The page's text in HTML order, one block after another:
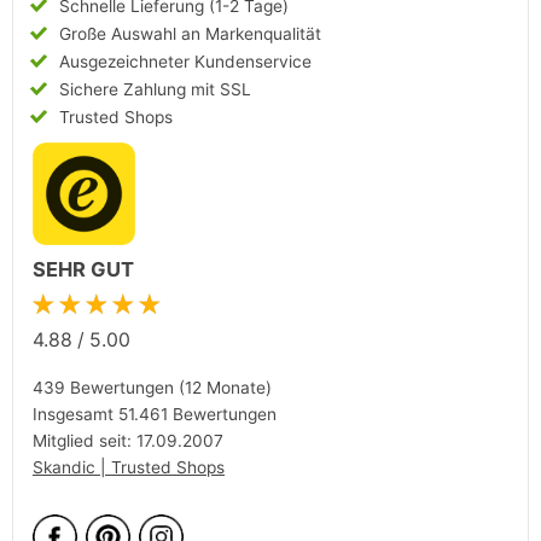
Schnelle Lieferung (1-2 Tage)
Große Auswahl an Markenqualität
Ausgezeichneter Kundenservice
Sichere Zahlung mit SSL
Trusted Shops
SEHR GUT
★★★★★
4.88 / 5.00
439 Bewertungen (12 Monate)
Insgesamt 51.461 Bewertungen
Mitglied seit: 17.09.2007
Skandic | Trusted Shops